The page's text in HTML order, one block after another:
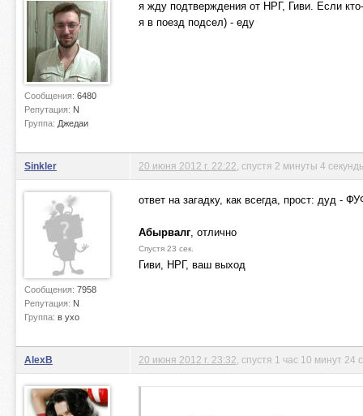
Сообщения: 6480
Репутация: N
Группа: Джедаи
я жду подтверждения от НРГ, Гиви. Если
я в поезд подсел) - еду
Sinkler
Сообщения: 7958
Репутация: N
Группа: в ухо
20 июня 2012 г. 22:22 , спустя 2 минуты 4
ответ на загадку, как всегда, прост: дуд -
Абырвалг, отлично
Спустя 23 сек.
Гиви, НРГ, ваш выход
AlexB 20 июня 2012 г. 23:32 , спустя 1 час 10 минут 24